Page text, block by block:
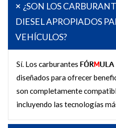
¿SON LOS
DIESEL APROPIADOS
VEHÍCULOS?
Sí. Los carburantes FÓRMULA
diseñados para ofrecer
son completamente
incluyendo las tecnologías